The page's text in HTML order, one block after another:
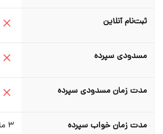
ثبت‌نام آنلاین
مسدودی سپرده
مدت زمان مسدودی سپرده
مدت زمان خواب سپرده ماه